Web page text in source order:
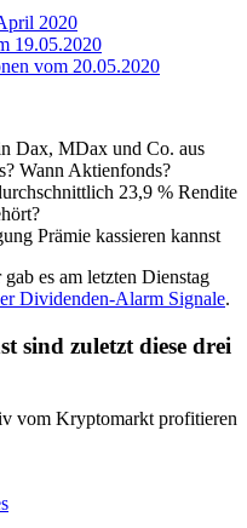
2020
19.05.2020
vom 20.05.2020
Dax, MDax und Co. aus
Wann Aktienfonds?
23,9 % Rendite
Prämie kassieren kannst
es am letzten Dienstag
Dividenden-Alarm Signale.
sind zuletzt diese drei
vom Kryptomarkt profitieren